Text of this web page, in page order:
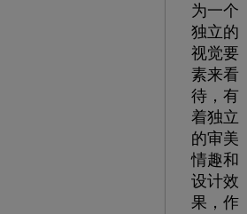
为一个
独立的
视觉要
素来看
待，有
着独立
的审美
情趣和
设计效
果，作